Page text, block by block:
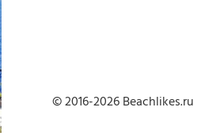
© 2016-2026 Beachlikes.ru